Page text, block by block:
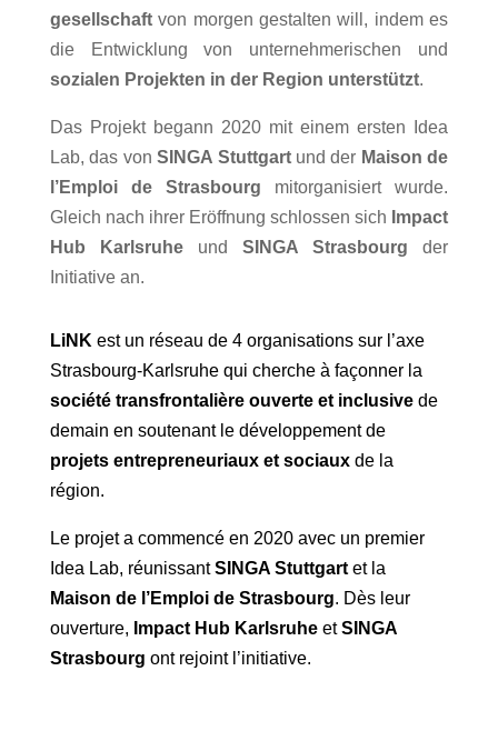
gesellschaftvon morgen gestalten will, indem es
die Entwicklung von unternehmerischen und
sozialen Projekten in der Region unterstützt.
Das Projekt begann 2020 mit einem ersten Idea
Lab, das vonSINGA Stuttgartund der Maison de
l’Emploi de Strasbourg mitorganisiert wurde.
Gleich nach ihrer Eröffnung schlossen sich Impact
Hub KarlsruheundSINGA Strasbourg der
Initiative an.
LiNK est un réseau de 4 organisations sur l’axe
Strasbourg-Karlsruhe qui cherche à façonner la
société transfrontalière ouverte et inclusivede
demain en soutenant le développement de
projets entrepreneuriaux et sociauxde la
région.
Le projet a commencé en 2020 avec un premier
Idea Lab, réunissantSINGA Stuttgartet la
Maison de l’Emploi de Strasbourg. Dès leur
ouverture, Impact Hub KarlsruheetSINGA
Strasbourg ont rejoint l’initiative.